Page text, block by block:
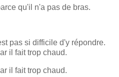
qu'il n'a pas de bras.
pas si difficile d'y répondre.
il fait trop chaud.
il fait trop chaud.